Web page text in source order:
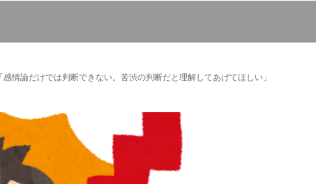
情論だけでは判断できない。苦渋の判断だと理解してあげてほしい」